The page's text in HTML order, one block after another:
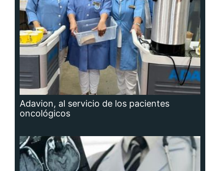
Adavion, al servicio de los pacientes
oncológicos